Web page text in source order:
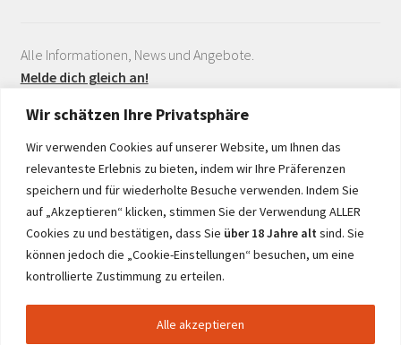
Wir schätzen Ihre Privatsphäre
Wir verwenden Cookies auf unserer Website, um Ihnen das
relevanteste Erlebnis zu bieten, indem wir Ihre Präferenzen
speichern und für wiederholte Besuche verwenden. Indem Sie
auf „Akzeptieren“ klicken, stimmen Sie der Verwendung ALLER
Cookies zu und bestätigen, dass Sie über 18 Jahre alt sind. Sie
können jedoch die „Cookie-Einstellungen“ besuchen, um eine
kontrollierte Zustimmung zu erteilen.
Alle akzeptieren
Alle Informationen, News und Angebote.
Melde dich gleich an!
Realisiert durch